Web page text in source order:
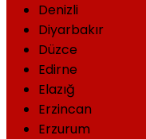
Denizli
Diyarbakır
Düzce
Edirne
Elazığ
Erzincan
Erzurum